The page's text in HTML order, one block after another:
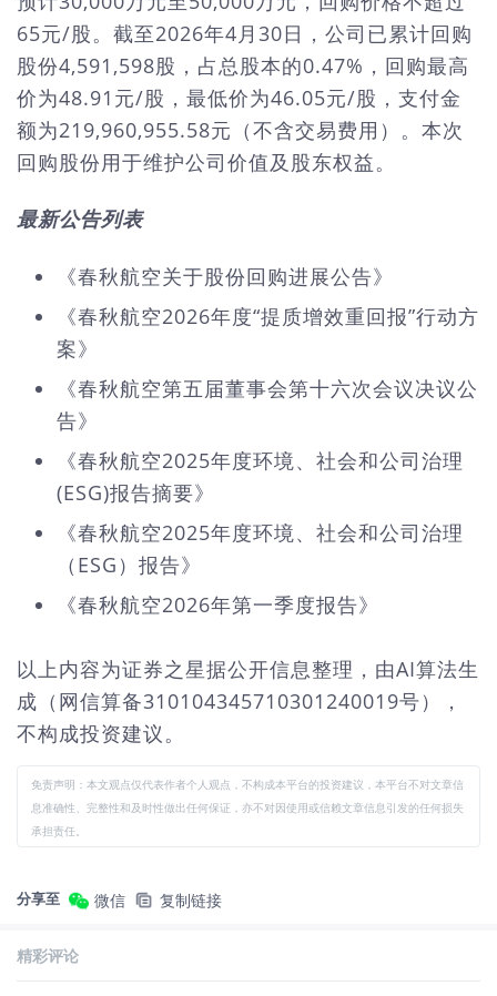
65元/股。截至2026年4月30日，公司已累计回购
股份4,591,598股，占总股本的0.47%，回购最高
价为48.91元/股，最低价为46.05元/股，支付金
额为219,960,955.58元（不含交易费用）。本次
回购股份用于维护公司价值及股东权益。
最新公告列表
《春秋航空关于股份回购进展公告》
《春秋航空2026年度“提质增效重回报”行动方
案》
《春秋航空第五届董事会第十六次会议决议公
告》
《春秋航空2025年度环境、社会和公司治理
(ESG)报告摘要》
《春秋航空2025年度环境、社会和公司治理
（ESG）报告》
《春秋航空2026年第一季度报告》
以上内容为证券之星据公开信息整理，由AI算法生
成（网信算备310104345710301240019号），
不构成投资建议。
免责声明：本文观点仅代表作者个人观点，不构成本平台的投资建议，本平台不对文章信
息准确性、完整性和及时性做出任何保证，亦不对因使用或信赖文章信息引发的任何损失
承担责任。
分享至 微信 复制链接
精彩评论